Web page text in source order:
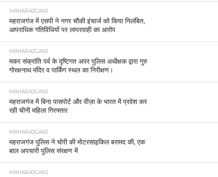
MAHARAJGANJ
महराजगंज में एसपी ने नगर चौकी इंचार्ज को किया निलंबित,
आपराधिक गतिविधियों पर लापरवाही का आरोप
MAHARAJGANJ
मकर संक्रांति पर्व के दृष्टिगत अपर पुलिस अधीक्षक द्वारा गुरु
गोरक्षनाथ मंदिर व पार्किंग स्थल का निरीक्षण।
MAHARAJGANJ
महराजगंज में बिना पासपोर्ट और वीज़ा के भारत में प्रवेश कर
रही चीनी महिला गिरफ्तार
MAHARAJGANJ
महराजगंज पुलिस ने चोरी की मोटरसाइकिल बरामद की, एक
बाल अपचारी पुलिस संरक्षण में
MAHARAJGANJ